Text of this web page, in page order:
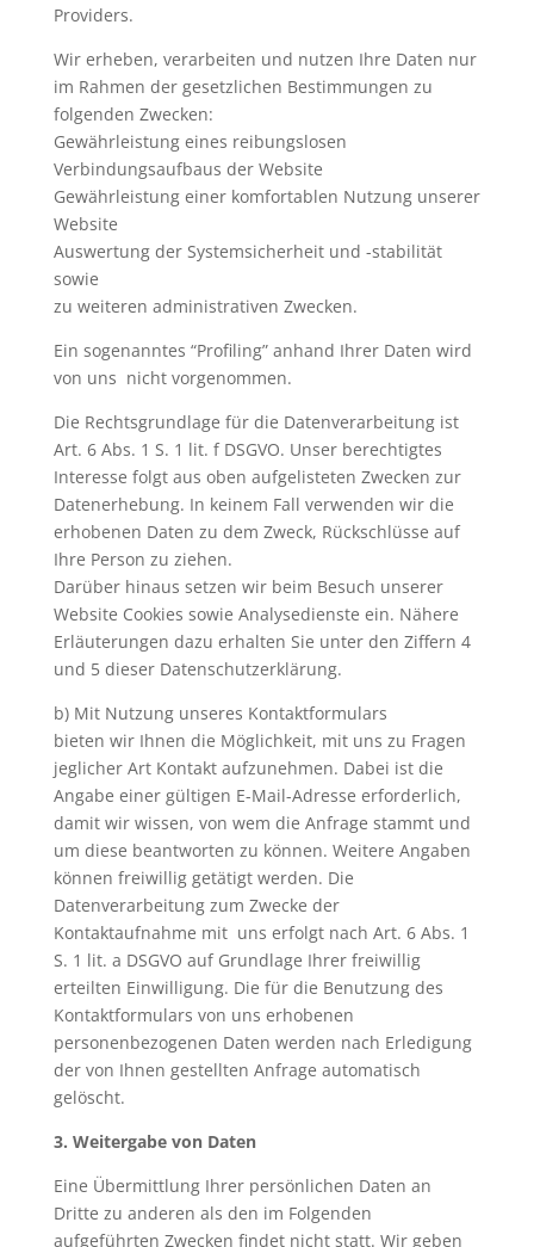
Providers.
Wir erheben, verarbeiten und nutzen Ihre Daten nur
im Rahmen der gesetzlichen Bestimmungen zu
folgenden Zwecken:
Gewährleistung eines reibungslosen
Verbindungsaufbaus der Website
Gewährleistung einer komfortablen Nutzung unserer
Website
Auswertung der Systemsicherheit und -stabilität
sowie
zu weiteren administrativen Zwecken.
Ein sogenanntes “Profiling” anhand Ihrer Daten wird
von uns nicht vorgenommen.
Die Rechtsgrundlage für die Datenverarbeitung ist
Art. 6 Abs. 1 S. 1 lit. f DSGVO. Unser berechtigtes
Interesse folgt aus oben aufgelisteten Zwecken zur
Datenerhebung. In keinem Fall verwenden wir die
erhobenen Daten zu dem Zweck, Rückschlüsse auf
Ihre Person zu ziehen.
Darüber hinaus setzen wir beim Besuch unserer
Website Cookies sowie Analysedienste ein. Nähere
Erläuterungen dazu erhalten Sie unter den Ziffern 4
und 5 dieser Datenschutzerklärung.
b) Mit Nutzung unseres Kontaktformulars
bieten wir Ihnen die Möglichkeit, mit uns zu Fragen
jeglicher Art Kontakt aufzunehmen. Dabei ist die
Angabe einer gültigen E-Mail-Adresse erforderlich,
damit wir wissen, von wem die Anfrage stammt und
um diese beantworten zu können. Weitere Angaben
können freiwillig getätigt werden. Die
Datenverarbeitung zum Zwecke der
Kontaktaufnahme mit uns erfolgt nach Art. 6 Abs. 1
S. 1 lit. a DSGVO auf Grundlage Ihrer freiwillig
erteilten Einwilligung. Die für die Benutzung des
Kontaktformulars von uns erhobenen
personenbezogenen Daten werden nach Erledigung
der von Ihnen gestellten Anfrage automatisch
gelöscht.
3. Weitergabe von Daten
Eine Übermittlung Ihrer persönlichen Daten an
Dritte zu anderen als den im Folgenden
aufgeführten Zwecken findet nicht statt. Wir geben